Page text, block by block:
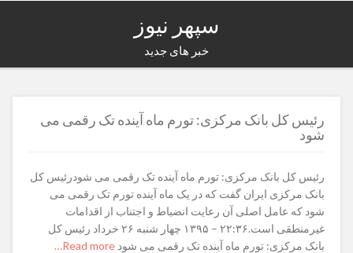
سپهر نیوز
خبر های جدید
رئیس کل بانک مرکزی: تورم ماه آینده تک رقمی می
شود
رئیس کل بانک مرکزی: تورم ماه آینده تک رقمی می شودرئیس کل
بانک مرکزی ایران گفت که در یک ماه آینده تورم تک رقمی می
شود که عامل اصلی آن رعایت انضباط و اجتناب از اقدامات
غیرمنطقی است.۲۲:۳۶ – ۱۳۹۵ چهار شنبه ۲۶ خرداد رئیس کل
بانک مرکزی: تورم ماه آینده تک رقمی می شود